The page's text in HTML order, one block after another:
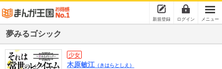
新規登録 ログイン メニュー
夢みるゴシック
少女
木原敏江 （きはらとしえ）